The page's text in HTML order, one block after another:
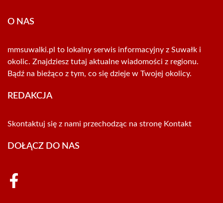
O NAS
mmsuwalki.pl to lokalny serwis informacyjny z Suwałk i
okolic. Znajdziesz tutaj aktualne wiadomości z regionu.
Bądź na bieżąco z tym, co się dzieje w Twojej okolicy.
REDAKCJA
Skontaktuj się z nami przechodząc na stronę Kontakt
DOŁĄCZ DO NAS